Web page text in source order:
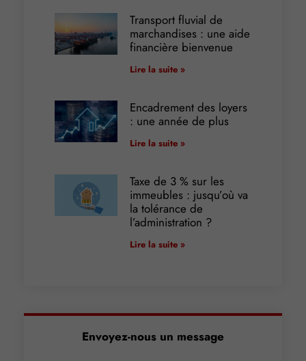
Transport fluvial de
marchandises : une aide
financière bienvenue
Lire la suite »
Encadrement des loyers
: une année de plus
Lire la suite »
Taxe de 3 % sur les
immeubles : jusqu’où va
la tolérance de
l’administration ?
Lire la suite »
Envoyez-nous un message